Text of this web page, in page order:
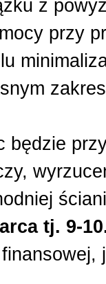
z
przy
będzie
tj. 9-